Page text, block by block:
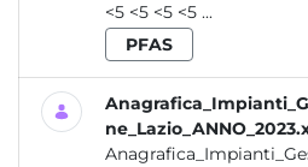
<5 <5 <5 <5 ...
PFAS